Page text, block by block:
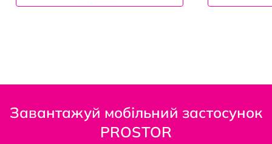
Завантажуй мобільний застосунок
PROSTOR